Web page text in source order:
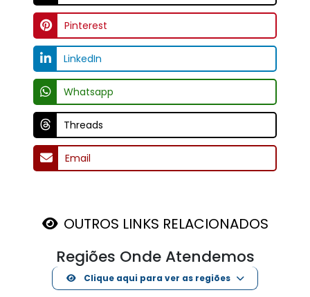
Pinterest
LinkedIn
Whatsapp
Threads
Email
OUTROS LINKS RELACIONADOS
Regiões Onde Atendemos
Clique aqui para ver as regiões